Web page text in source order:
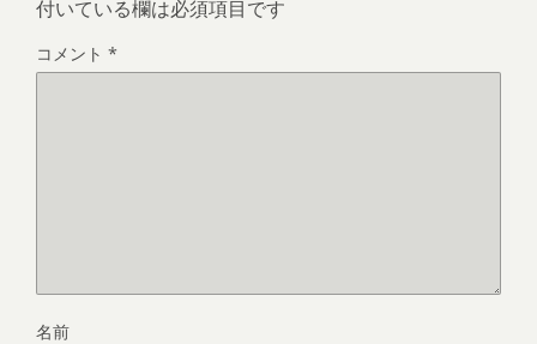
付いている欄は必須項目です
コメント *
名前